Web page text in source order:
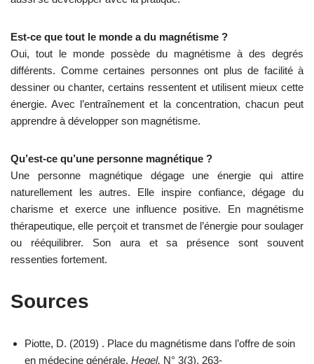
Est-ce que tout le monde a du magnétisme ?
Oui, tout le monde possède du magnétisme à des degrés
différents. Comme certaines personnes ont plus de facilité à
dessiner ou chanter, certains ressentent et utilisent mieux cette
énergie. Avec l’entraînement et la concentration, chacun peut
apprendre à développer son magnétisme.
Qu’est-ce qu’une personne magnétique ?
Une personne magnétique dégage une énergie qui attire
naturellement les autres. Elle inspire confiance, dégage du
charisme et exerce une influence positive. En magnétisme
thérapeutique, elle perçoit et transmet de l’énergie pour soulager
ou rééquilibrer. Son aura et sa présence sont souvent
ressenties fortement.
Sources
Piotte, D. (2019) . Place du magnétisme dans l’offre de soin
en médecine générale. Hegel, N° 3(3), 263-